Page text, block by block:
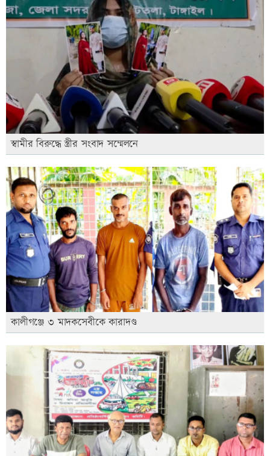
স্বামীর বিরুদ্ধে স্ত্রীর সংবাদ সম্মেলনে
কালীগঞ্জে ৩ মাদকসেবীকে কারাদণ্ড